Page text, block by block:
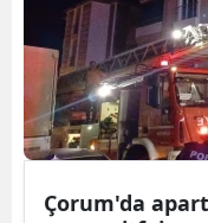
Çorum'da